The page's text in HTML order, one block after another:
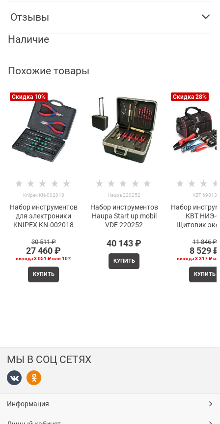
Отзывы
Наличие
Похожие товары
Скидка 10%
Knipex KN-002018
Набор инструментов
для электроники
KNIPEX KN-002018
30 511 ₽
27 460 ₽
выгода3 051 ₽или10%
КУПИТЬ
Haupa 220252
Набор инструментов
Haupa Start up mobil
VDE 220252
40 143 ₽
КУПИТЬ
Скидка 28%
КВТ 69813
Набор
КВТ НИЭ-
Щитовик
11 846 ₽
8 529 ₽
выгода3 317 ₽
КУПИТЬ
МЫ В СОЦ СЕТЯХ
Информация